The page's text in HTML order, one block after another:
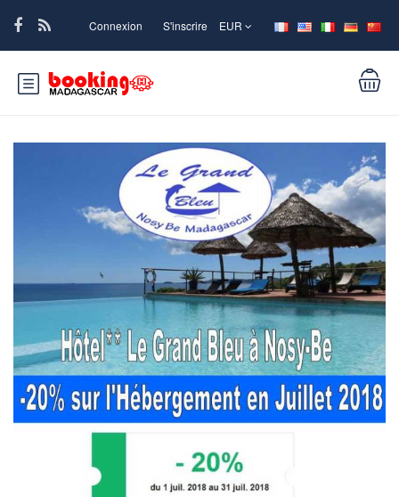
Connexion S'inscrire EUR